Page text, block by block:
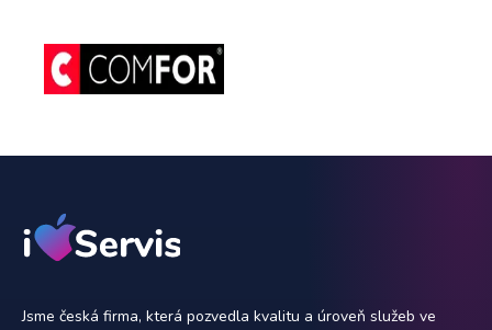
Jsme česká firma, která pozvedla kvalitu a úroveň služeb ve